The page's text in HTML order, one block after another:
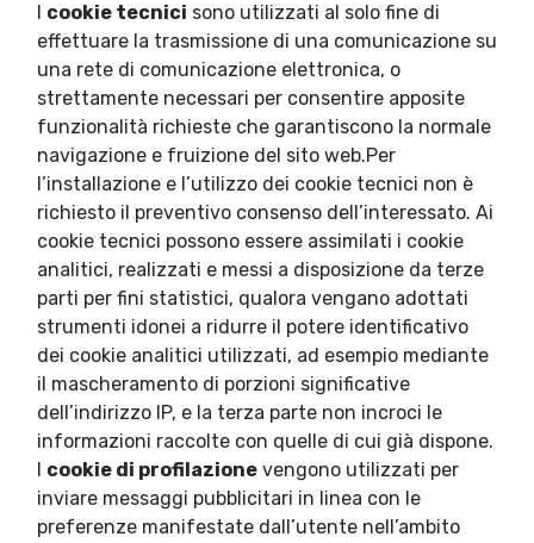
I cookie tecnici sono utilizzati al solo fine di
effettuare la trasmissione di una comunicazione su
una rete di comunicazione elettronica, o
strettamente necessari per consentire apposite
funzionalità richieste che garantiscono la normale
navigazione e fruizione del sito web.Per
l’installazione e l’utilizzo dei cookie tecnici non è
richiesto il preventivo consenso dell’interessato. Ai
cookie tecnici possono essere assimilati i cookie
analitici, realizzati e messi a disposizione da terze
parti per fini statistici, qualora vengano adottati
strumenti idonei a ridurre il potere identificativo
dei cookie analitici utilizzati, ad esempio mediante
il mascheramento di porzioni significative
dell’indirizzo IP, e la terza parte non incroci le
informazioni raccolte con quelle di cui già dispone.
I cookie di profilazione vengono utilizzati per
inviare messaggi pubblicitari in linea con le
preferenze manifestate dall’utente nell’ambito